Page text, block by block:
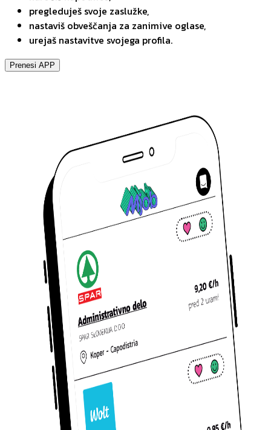
pregleduješ svoje zaslužke,
nastaviš obveščanja za zanimive oglase,
urejaš nastavitve svojega profila.
Prenesi APP